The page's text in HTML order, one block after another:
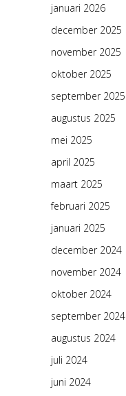
januari 2026
december 2025
november 2025
oktober 2025
september 2025
augustus 2025
mei 2025
april 2025
maart 2025
februari 2025
januari 2025
december 2024
november 2024
oktober 2024
september 2024
augustus 2024
juli 2024
juni 2024